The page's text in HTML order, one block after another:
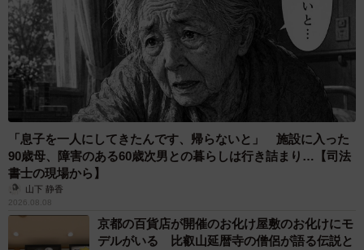
「息子を一人にしてきたんです、帰らないと」 施設に入った
90歳母、障害のある60歳次男との暮らしは行き詰まり…【司法
書士の現場から】
山下 静香
2026.08.08
京都の百貨店が開催のお化け屋敷のお化けにモ
デルがいる 比叡山延暦寺の僧侶が語る伝説と